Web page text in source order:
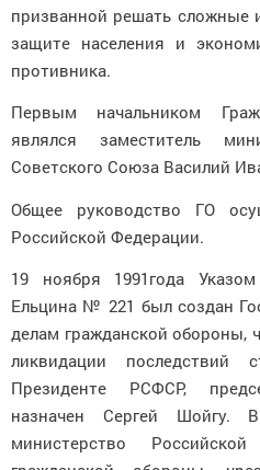
призванной решать сложные
защите населения и
противника.
Первым начальником
являлся заместитель
Советского Союза Василий
Общее руководство ГО
Российской Федерации.
19 ноября 1991года
Ельцина № 221 был создан
делам гражданской обороны,
ликвидации последствий
Президенте РСФСР,
назначен Сергей Шойгу.
министерство